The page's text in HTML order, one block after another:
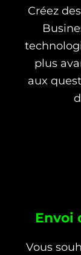
Créez
plus
aux
Envoi
Vous